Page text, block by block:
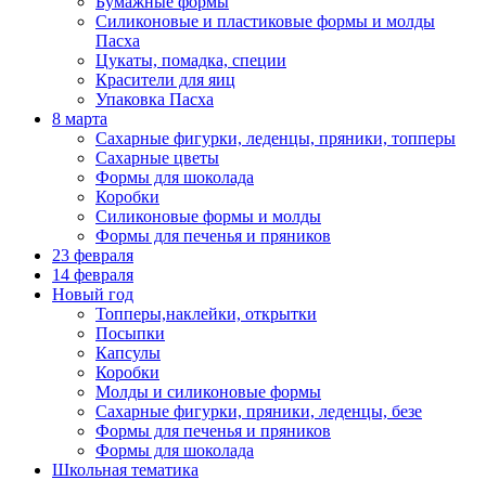
Силиконовые и пластиковые формы и молды
Пасха
Цукаты, помадка, специи
Красители для яиц
Упаковка Пасха
8 марта
Сахарные фигурки, леденцы, пряники, топперы
Сахарные цветы
Формы для шоколада
Коробки
Силиконовые формы и молды
Формы для печенья и пряников
23 февраля
14 февраля
Новый год
Топперы,наклейки, открытки
Посыпки
Капсулы
Коробки
Молды и силиконовые формы
Сахарные фигурки, пряники, леденцы, безе
Формы для печенья и пряников
Формы для шоколада
Школьная тематика